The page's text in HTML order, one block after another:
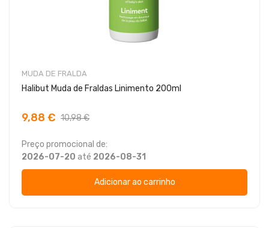
MUDA DE FRALDA
Halibut Muda de Fraldas Linimento 200ml
9,88 € 10,98 €
Preço promocional de:
2026-07-20 até 2026-08-31
Adicionar ao carrinho